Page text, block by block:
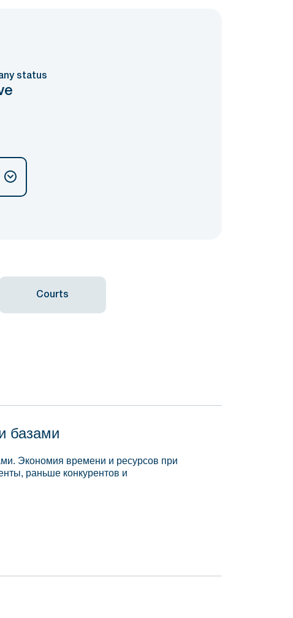
status
Courts
базами
Экономия времени и ресурсов при
раньше конкурентов и